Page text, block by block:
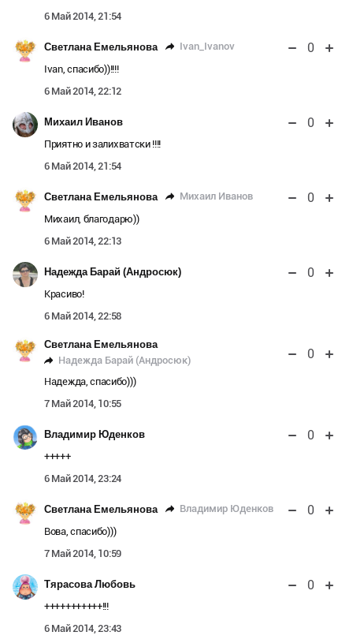
6 Май 2014, 21:54
Светлана Емельянова Ivan_Ivanov 0
Ivan, спасибо))!!!!
6 Май 2014, 22:12
Михаил Иванов 0
Приятно и залихватски !!!!
6 Май 2014, 21:54
Светлана Емельянова Михаил Иванов 0
Михаил, благодарю))
6 Май 2014, 22:13
Надежда Барай (Андросюк) 0
Красиво!
6 Май 2014, 22:58
Светлана Емельянова
Надежда Барай (Андросюк)
0
Надежда, спасибо)))
7 Май 2014, 10:55
Владимир Юденков 0
+++++
6 Май 2014, 23:24
Светлана Емельянова Владимир Юденков 0
Вова, спасибо)))
7 Май 2014, 10:59
Тярасова Любовь 0
+++++++++++!!!
6 Май 2014, 23:43